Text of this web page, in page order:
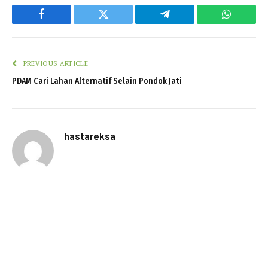
Facebook Twitter Telegram
PREVIOUS ARTICLE
PDAM Cari Lahan Alternatif Selain Pondok Jati
hastareksa